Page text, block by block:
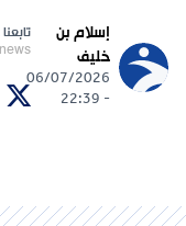
إسلام بن
خليف
06/07/2026
- 22:39